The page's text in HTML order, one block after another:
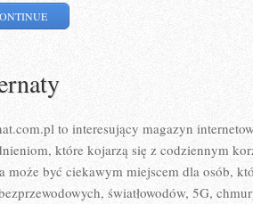
to interesujący magazyn
które kojarzą się z codziennym
może być ciekawym miejscem dla osób,
światłowodów, 5G,